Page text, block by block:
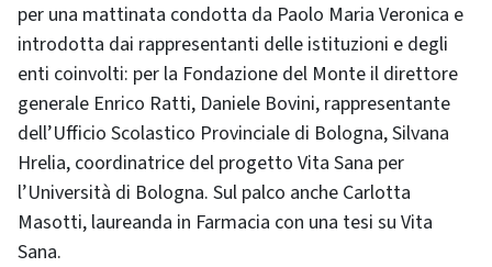
per una mattinata condotta da Paolo Maria Veronica e
introdotta dai rappresentanti delle istituzioni e degli
enti coinvolti: per la Fondazione del Monte il direttore
generale Enrico Ratti, Daniele Bovini, rappresentante
dell’Ufficio Scolastico Provinciale di Bologna, Silvana
Hrelia, coordinatrice del progetto Vita Sana per
l’Università di Bologna. Sul palco anche Carlotta
Masotti, laureanda in Farmacia con una tesi su Vita
Sana.